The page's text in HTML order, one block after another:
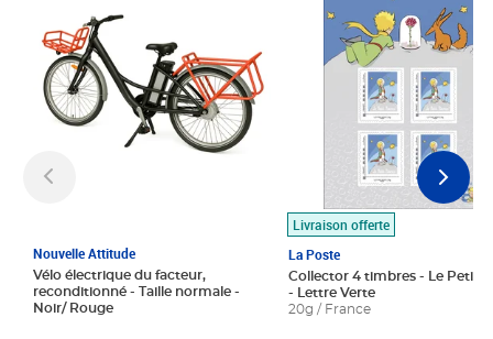
Nouvelle Attitude
Vélo électrique du facteur,
reconditionné - Taille normale -
Noir/ Rouge
Livraison offerte
La Poste
Collector 4 timbres - Le Petit
- Lettre Verte
20g / France